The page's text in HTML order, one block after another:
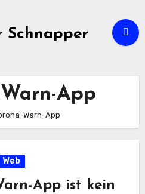
Schnapper
App
Warn-App
Web
App ist kein